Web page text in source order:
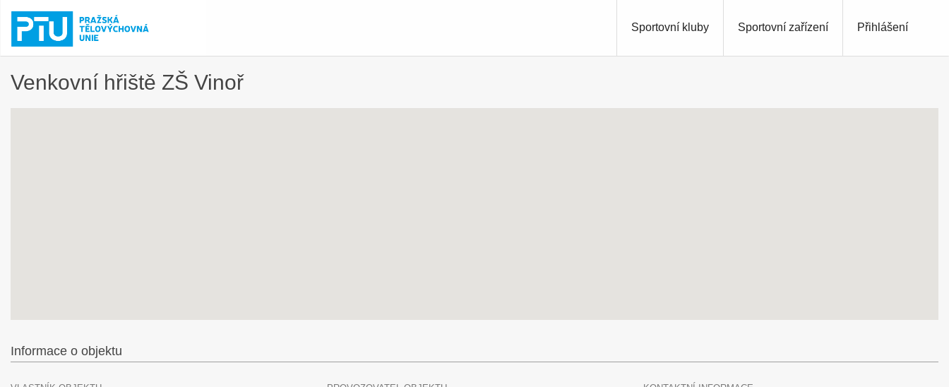
Přihlášení
Sportovní kluby Sportovní zařízení
Venkovní hřiště ZŠ Vinoř
Informace o objektu